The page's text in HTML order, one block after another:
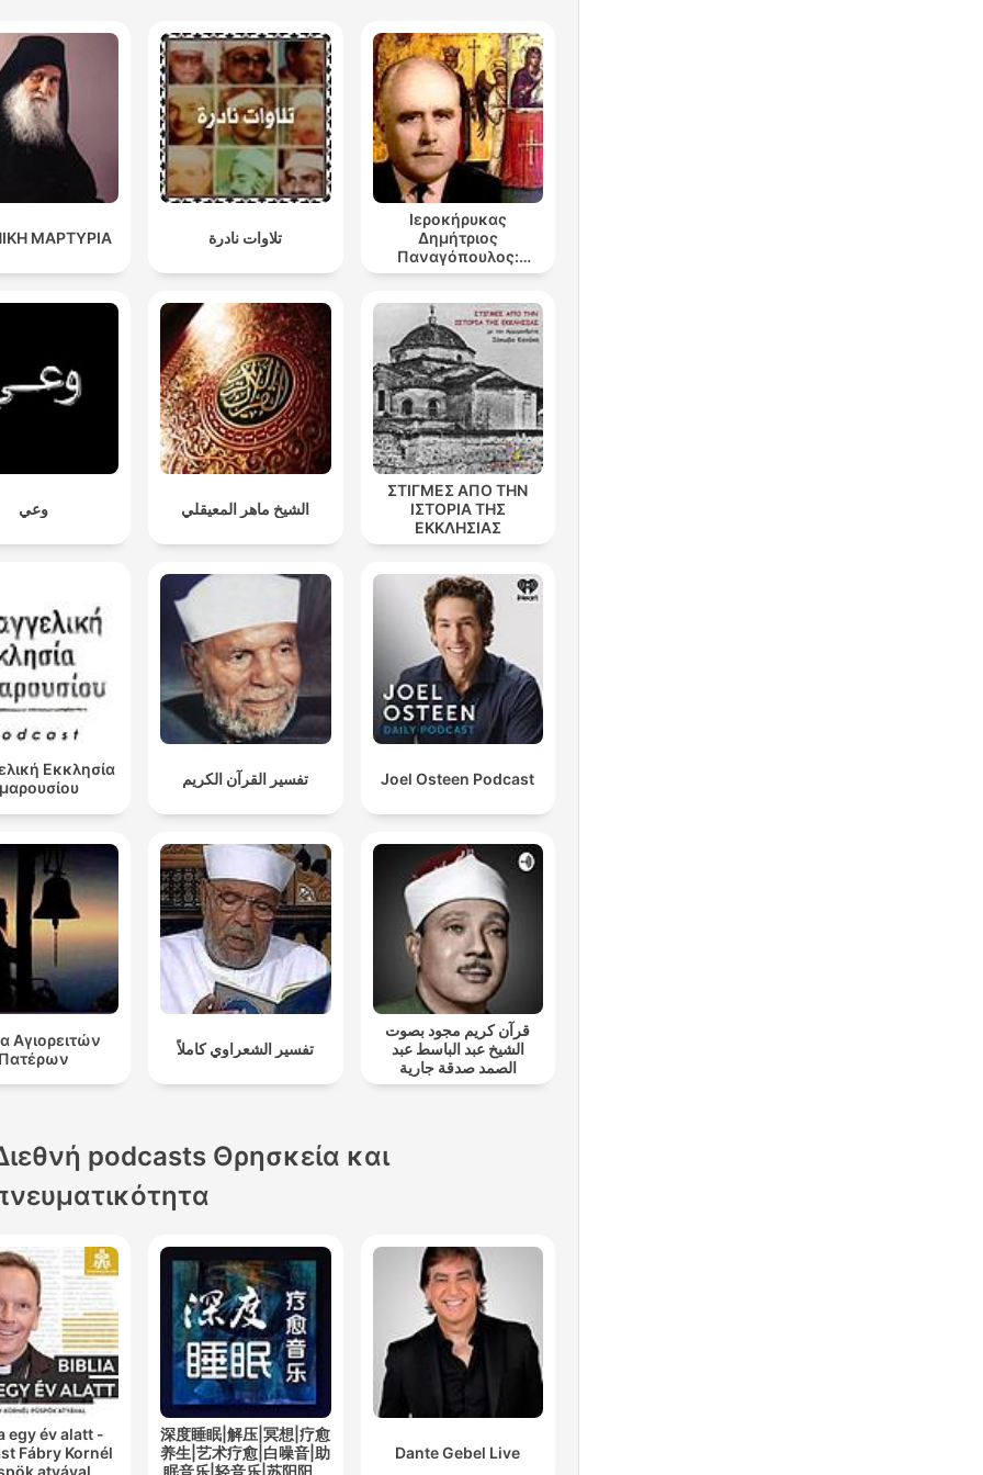
ΜΑΡΤΥΡΙΑ تلاوات نادرة
Ιεροκήρυκας
Δημήτριος
Παναγόπουλος:
Ομιλίες 1-199
وعي الشيخ ماهر المعيقلي
ΣΤΙΓΜΕΣ ΑΠΟ ΤΗΝ
ΙΣΤΟΡΙΑ ΤΗΣ
ΕΚΚΛΗΣΙΑΣ
Εκκλησία
تفسير القرآن الكريم Joel Osteen Podcast
Αγιορειτών
تفسير الشعراوي كاملاً
قرآن كريم مجود بصوت
الشيخ عبد الباسط عبد
الصمد صدقة جارية
podcasts Θρησκεία και
egy év alatt -
Fábry Kornél
atyával
深度睡眠|解压|冥想|疗愈
养生|艺术疗愈|白噪音|助
眠音乐|轻音乐|苏阳阳频
Dante Gebel Live